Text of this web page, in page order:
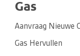
Gas
Aanvraag Nieuwe
Gas Hervullen